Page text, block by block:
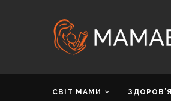
СВІТ МАМИ ЗДОРОВ’Я